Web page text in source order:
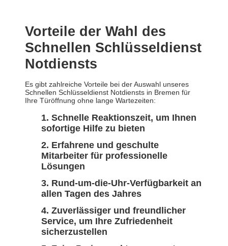
Vorteile der Wahl des
Schnellen Schlüsseldienst
Notdiensts
Es gibt zahlreiche Vorteile bei der Auswahl unseres
Schnellen Schlüsseldienst Notdiensts in Bremen für
Ihre Türöffnung ohne lange Wartezeiten:
Schnelle Reaktionszeit, um Ihnen
sofortige Hilfe zu bieten
Erfahrene und geschulte
Mitarbeiter für professionelle
Lösungen
Rund-um-die-Uhr-Verfügbarkeit an
allen Tagen des Jahres
Zuverlässiger und freundlicher
Service, um Ihre Zufriedenheit
sicherzustellen